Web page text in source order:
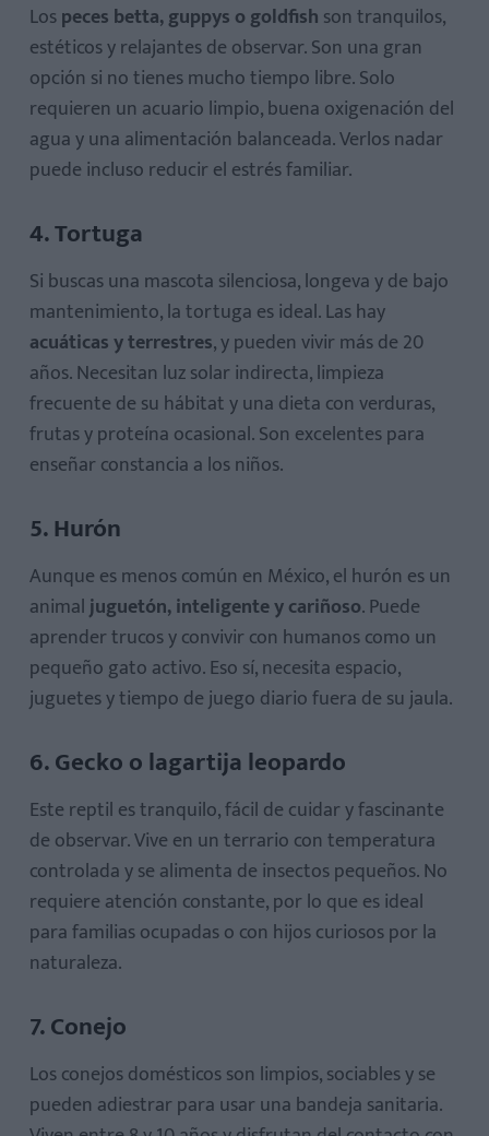
Lospeces betta, guppys o goldfish son tranquilos,
estéticos y relajantes de observar. Son una gran
opción si no tienes mucho tiempo libre. Solo
requieren un acuario limpio, buena oxigenación del
agua y una alimentación balanceada. Verlos nadar
puede incluso reducir el estrés familiar.
4. Tortuga
Si buscas una mascota silenciosa, longeva y de bajo
mantenimiento, la tortuga es ideal. Las hay
acuáticas y terrestres, y pueden vivir más de 20
años. Necesitan luz solar indirecta, limpieza
frecuente de su hábitat y una dieta con verduras,
frutas y proteína ocasional. Son excelentes para
enseñar constancia a los niños.
5. Hurón
Aunque es menos común en México, el hurón es un
animaljuguetón, inteligente y cariñoso. Puede
aprender trucos y convivir con humanos como un
pequeño gato activo. Eso sí, necesita espacio,
juguetes y tiempo de juego diario fuera de su jaula.
6. Gecko o lagartija leopardo
Este reptil es tranquilo, fácil de cuidar y fascinante
de observar. Vive en un terrario con temperatura
controlada y se alimenta de insectos pequeños. No
requiere atención constante, por lo que es ideal
para familias ocupadas o con hijos curiosos por la
naturaleza.
7. Conejo
Los conejos domésticos son limpios, sociables y se
pueden adiestrar para usar una bandeja sanitaria.